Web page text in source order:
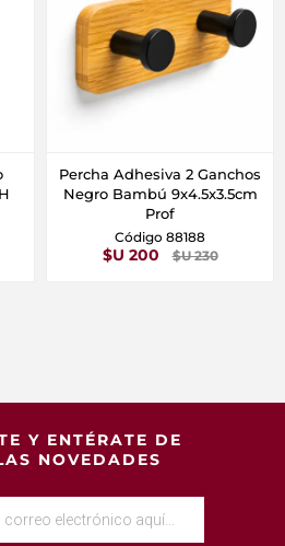
Percha Adhesiva 2 Ganchos
Negro Bambú 9x4.5x3.5cm
Prof
Código 88188
$U 200 $U 230
Y ENTÉRATE DE
NOVEDADES